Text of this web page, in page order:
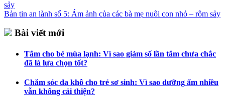
Bản tin an lành số 5: Ám ảnh của các bà mẹ nuôi con nhỏ – rôm sảy
Bài viết mới
Tắm cho bé mùa lạnh: Vì sao giảm số lần tắm chưa chắc
đã là lựa chọn tốt?
Chăm sóc da khô cho trẻ sơ sinh: Vì sao dưỡng ẩm nhiều
vẫn không cải thiện?